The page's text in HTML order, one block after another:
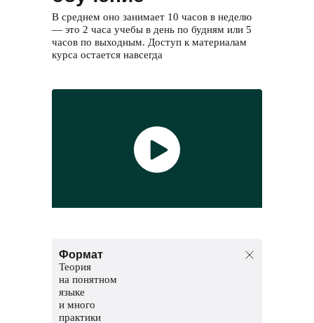
В среднем оно занимает 10 часов в неделю
— это 2 часа учебы в день по будням или 5
часов по выходным. Доступ к материалам
курса остается навсегда
Формат
Теория
на понятном
языке
и много
практики